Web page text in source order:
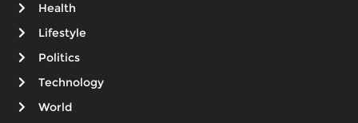
Health
Lifestyle
Politics
Technology
World